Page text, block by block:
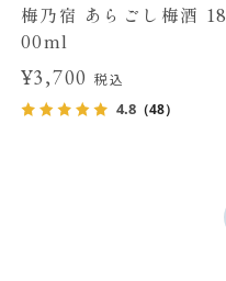
梅乃宿 あらごし梅酒 18
00ml
¥3,700税込
4.8（48）